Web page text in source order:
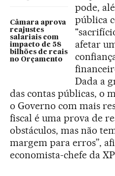
Câmara aprova
reajustes
salariais com
impacto de 58
bilhões de reais
no Orçamento
pode,
pública
afetar
Dada a
das contas públicas, o
o Governo com mais
fiscal é uma prova de
obstáculos, mas não
margem para erros”,
economista-chefe da